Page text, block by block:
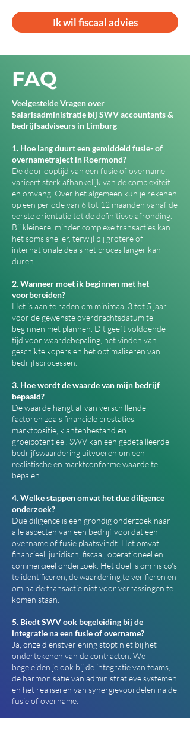
Ik wil fiscaal advies
FAQ
Veelgestelde Vragen over
Salarisadministratie bij SWV accountants &
bedrijfsadviseurs in Limburg
1. Hoe lang duurt een gemiddeld fusie- of
overnametraject in Roermond?
De doorlooptijd van een fusie of overname
varieert sterk afhankelijk van de complexiteit
en omvang. Over het algemeen kun je rekenen
op een periode van 6 tot 12 maanden vanaf de
eerste oriëntatie tot de definitieve afronding.
Bij kleinere, minder complexe transacties kan
het soms sneller, terwijl bij grotere of
internationale deals het proces langer kan
duren.
2. Wanneer moet ik beginnen met het
voorbereiden?
Het is aan te raden om minimaal 3 tot 5 jaar
voor de gewenste overdrachtsdatum te
beginnen met plannen. Dit geeft voldoende
tijd voor waardebepaling, het vinden van
geschikte kopers en het optimaliseren van
bedrijfsprocessen.
3. Hoe wordt de waarde van mijn bedrijf
bepaald?
De waarde hangt af van verschillende
factoren zoals financiële prestaties,
marktpositie, klantenbestand en
groeipotentieel. SWV kan een gedetailleerde
bedrijfswaardering uitvoeren om een
realistische en marktconforme waarde te
bepalen.
4. Welke stappen omvat het due diligence
onderzoek?
Due diligence is een grondig onderzoek naar
alle aspecten van een bedrijf voordat een
overname of fusie plaatsvindt. Het omvat
financieel, juridisch, fiscaal, operationeel en
commercieel onderzoek. Het doel is om risico's
te identificeren, de waardering te verifiëren en
om na de transactie niet voor verrassingen te
komen staan.
5. Biedt SWV ook begeleiding bij de
integratie na een fusie of overname?
Ja, onze dienstverlening stopt niet bij het
ondertekenen van de contracten. We
begeleiden je ook bij de integratie van teams,
de harmonisatie van administratieve systemen
en het realiseren van synergievoordelen na de
fusie of overname.